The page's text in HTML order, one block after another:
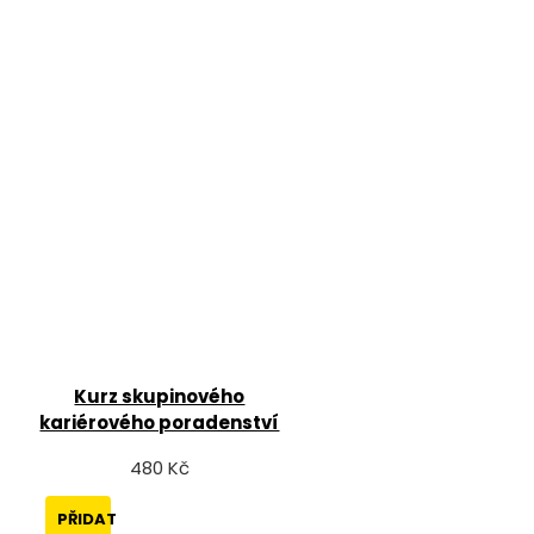
Kurz skupinového
kariérového poradenství
480 Kč
PŘIDAT